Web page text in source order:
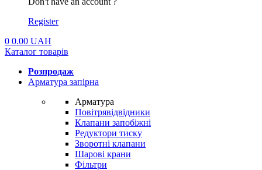
Register
0 0.00 UAH
Каталог товарів
Розпродаж
Арматура запірна
Арматура
Повітрявідвідники
Клапани запобіжні
Редуктори тиску
Зворотні клапани
Шарові крани
Фільтри